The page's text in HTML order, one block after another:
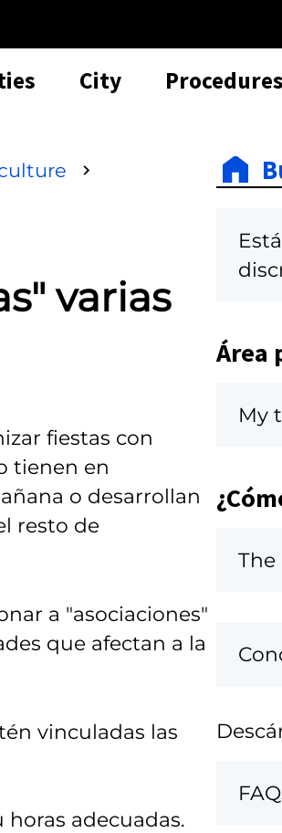
City Procedures
varias
fiestas con
tienen en
o desarrollan
resto de
a "asociaciones"
que afectan a la
vinculadas las
adecuadas.
Área
My